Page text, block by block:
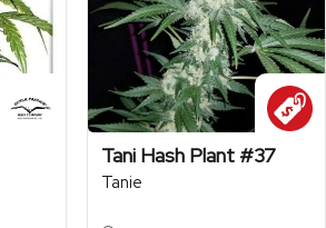
Tani Hash Plant #37
Tanie